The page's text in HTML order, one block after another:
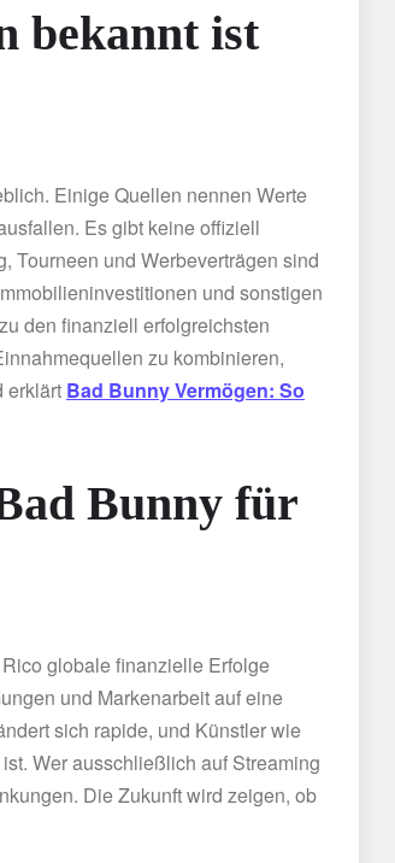
bekannt ist
Einige Quellen nennen Werte
Es gibt keine offiziell
Tourneen und Werbeverträgen sind
und sonstigen
den finanziell erfolgreichsten
zu kombinieren,
erklärt Bad Bunny Vermögen: So
Bunny für
globale finanzielle Erfolge
und Markenarbeit auf eine
sich rapide, und Künstler wie
Wer ausschließlich auf Streaming
Die Zukunft wird zeigen, ob